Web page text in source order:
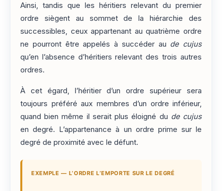
Ainsi, tandis que les héritiers relevant du premier
ordre siègent au sommet de la hiérarchie des
successibles, ceux appartenant au quatrième ordre
ne pourront être appelés à succéder au de cujus
qu’en l’absence d’héritiers relevant des trois autres
ordres.
À cet égard, l’héritier d’un ordre supérieur sera
toujours préféré aux membres d’un ordre inférieur,
quand bien même il serait plus éloigné du de cujus
en degré. L’appartenance à un ordre prime sur le
degré de proximité avec le défunt.
EXEMPLE — L’ORDRE L’EMPORTE SUR LE DEGRÉ